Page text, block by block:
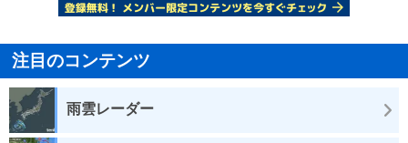
注目のコンテンツ
雨雲レーダー